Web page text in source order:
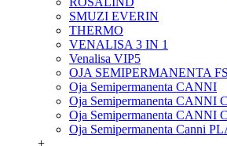
SMUZI EVERIN
THERMO
VENALISA 3 IN 1
Venalisa VIP5
OJA SEMIPERMANENTA
Oja Semipermanenta CANNI
Oja Semipermanenta CANNI
Oja Semipermanenta CANNI
Oja Semipermanenta Canni
+